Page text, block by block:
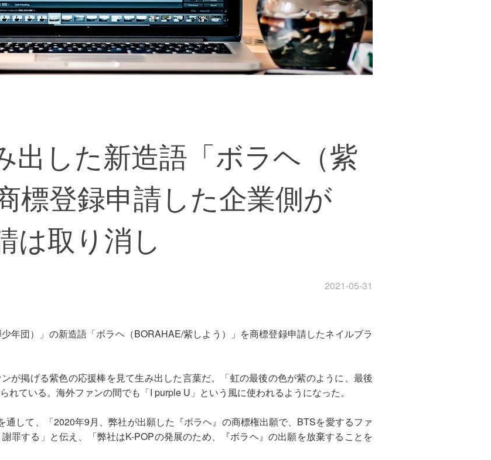
出した新造語「ボラヘ（紫
標登録申請した企業側が
は取り消し
2021-05-31
年団）」の新造語「ボラヘ（BORAHAE/紫しよう）」を商標登録申請したネイルブラ
が掲げる紫色の応援棒を見て生み出した言葉だ。「虹の最後の色が紫のように、最後
れている。海外ファンの間でも「I purple U」という風に使われるようになった。
して、「2020年9月、弊社が出願した『ボラヘ』の商標権出願で、BTSを愛するファ
罪する」と伝え、「弊社はK-POPの発展のため、『ボラヘ』の出願を放棄することを